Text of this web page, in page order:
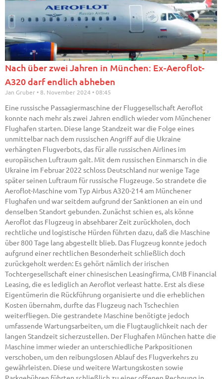
Nach über zwei Jahren in München: Ex-Aeroflot-
A320 darf endlich abheben
Jan Gruber 8. November 2024 08:45
Eine russische Passagiermaschine der Fluggesellschaft Aeroflot
konnte nach mehr als zwei Jahren endlich wieder vom Münchener
Flughafen starten. Diese lange Standzeit war die Folge eines
unmittelbar nach dem russischen Angriff auf die Ukraine
verhängten Flugverbots, das für alle russischen Airlines im
europäischen Luftraum galt. Mit dem russischen Einmarsch in die
Ukraine im Februar 2022 schloss Deutschland nur wenige Tage
später seinen Luftraum für russische Flugzeuge. So strandete die
Aeroflot-Maschine vom Typ Airbus A320-214 am Münchener
Flughafen und war seitdem aufgrund der Sanktionen an ein und
denselben Standort gebunden. Zunächst schien es, als könne
Aeroflot das Flugzeug in absehbarer Zeit zurückholen, doch
rechtliche und logistische Hürden führten dazu, daß die Maschine
über 800 Tage lang abgestellt blieb. Das Flugzeug konnte jedoch
aufgrund einer rechtlichen Besonderheit schließlich doch
zurückgeholt werden: Es gehört nämlich der irischen
Tochtergesellschaft einer chinesischen Leasingfirma, CMB Financial
Leasing, die es lediglich an Aeroflot verleast hatte. Erst als diese
Eigentümerin die Rückführung organisierte und die erheblichen
Kosten übernahm, durfte das Flugzeug nach Tschechien
weiterfliegen. Die gestrandete Maschine benötigte jedoch
umfassende Wartungsarbeiten, um die Flugtauglichkeit nach der
langen Standzeit sicherzustellen. Der Flughafen München hatte die
Maschine immer wieder an unterschiedliche Parkpositionen
verschoben, um den reibungslosen Ablauf des Flugverkehrs zu
gewährleisten. Diese und weitere Wartungskosten sowie